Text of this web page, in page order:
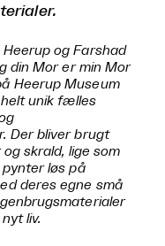
og Farshad
din Mor er min Mor
Heerup Museum
unik fælles
Der bliver brugt
og skrald, lige som
pynter løs på
deres egne små
liv.